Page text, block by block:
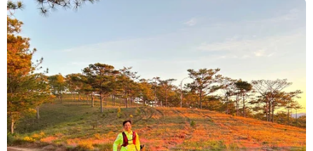
Cà Mau, Cà Mau đến Kiên Giang và vịnh Thái
Lan tiếp tục có mưa rào và dông mạnh. Trong
cơn dông có khả năng xảy ra lốc xoáy và gió giật
mạnh cấp 6-7. Quần đảo Hoàng Sa không mưa,
biển êm, gió cấp 4. Tầm nhìn xa trên 10km./.
(TTXVN/Vietnam+)